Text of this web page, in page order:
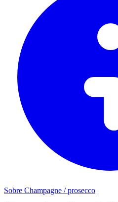
Sobre Champagne / prosecco